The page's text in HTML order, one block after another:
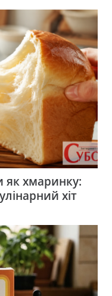
як хмаринку:
хіт